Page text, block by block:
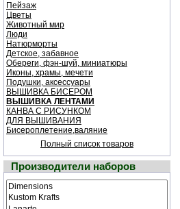
Пейзаж
Цветы
Животный мир
Люди
Натюрморты
Детское, забавное
Обереги, фэн-шуй, миниатюры
Иконы, храмы, мечети
Подушки, аксессуары
ВЫШИВКА БИСЕРОМ
ВЫШИВКА ЛЕНТАМИ
КАНВА С РИСУНКОМ
ДЛЯ ВЫШИВАНИЯ
Бисероплетение,валяние
Полный список товаров
Производители наборов